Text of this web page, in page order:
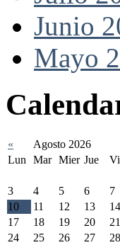
Junio
Mayo
« Agosto 2026
Lun
Mar Mier Jue
3
4 5 6 7
10
11 12 13 14
17
18 19 20 21
24
25 26 27 28